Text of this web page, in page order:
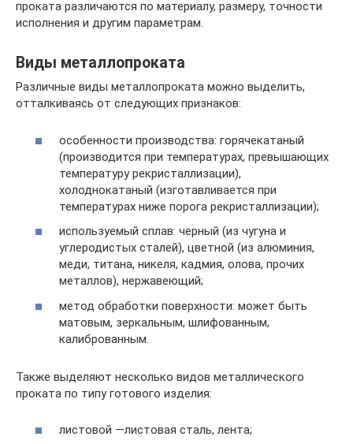
проката различаются по материалу, размеру, точности
исполнения и другим параметрам.
Виды металлопроката
Различные виды металлопроката можно выделить,
отталкиваясь от следующих признаков:
особенности производства: горячекатаный
(производится при температурах, превышающих
температуру рекристаллизации),
холоднокатаный (изготавливается при
температурах ниже порога рекристаллизации);
используемый сплав: черный (из чугуна и
углеродистых сталей), цветной (из алюминия,
меди, титана, никеля, кадмия, олова, прочих
металлов), нержавеющий;
метод обработки поверхности: может быть
матовым, зеркальным, шлифованным,
калиброванным.
Также выделяют несколько видов металлического
проката по типу готового изделия:
листовой —листовая сталь, лента;